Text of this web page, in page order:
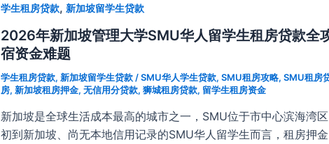
学生租房贷款, 新加坡留学生贷款
2026年新加坡管理大学SMU华人留学生租房贷款全
宿资金难题
学生租房贷款, 新加坡留学生贷款 /SMU华人学生贷款, SMU租房攻略, SMU租房
房, 新加坡租房押金, 无信用分贷款, 狮城租房贷款, 留学生租房资金
新加坡是全球生活成本最高的城市之一，SMU位于市中心滨海湾
初到新加坡、尚无本地信用记录的SMU华人留学生而言，租房押